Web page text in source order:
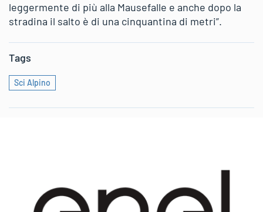
leggermente di più alla Mausefalle e anche dopo la
stradina il salto è di una cinquantina di metri”.
Tags
Sci Alpino